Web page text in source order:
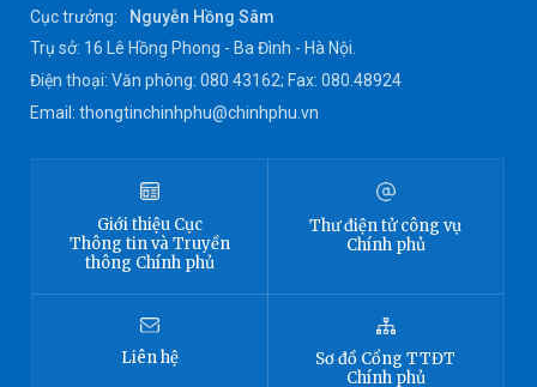
Cục trưởng:
Nguyễn Hồng Sâm
Trụ sở: 16 Lê Hồng Phong - Ba Đình - Hà Nội.
Điện thoại: Văn phòng: 080 43162; Fax: 080.48924
Email: thongtinchinhphu@chinhphu.vn
Giới thiệu Cục
Thông tinvà Truyền
thông Chính phủ
Thư điện tử công vụ
Chính phủ
Liên hệ Sơ đồ Cổng TTĐT
Chính phủ